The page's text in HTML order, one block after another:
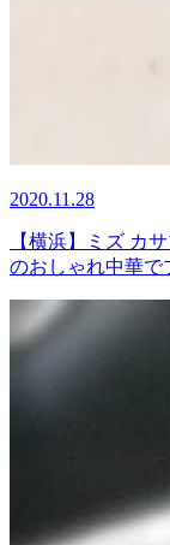
2020.11.28
【横浜】ミズ カ
のおしゃれ中華で